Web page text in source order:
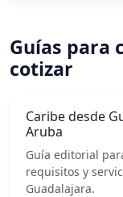
Guías para
cotizar
Caribe desde
Aruba
Guía editorial
requisitos y
Guadalajara.